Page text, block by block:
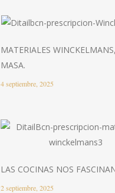
MATERIALES
MASA.
4 septiembre, 2025
LAS COCINAS NOS
2 septiembre, 2025